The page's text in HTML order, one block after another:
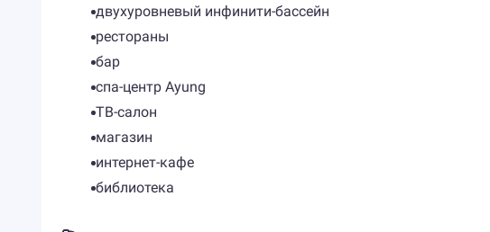
двухуровневый инфинити-бассейн
рестораны
бар
спа-центр Ayung
ТВ-салон
магазин
интернет-кафе
библиотека